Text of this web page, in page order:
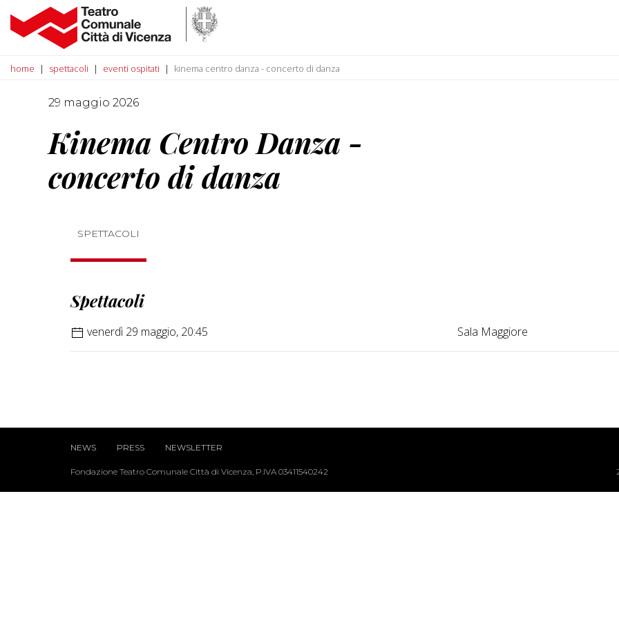
home spettacoli eventi ospitati kinema centro danza - concerto di danza
29 maggio 2026
Kinema Centro Danza -
concerto di danza
SPETTACOLI
Spettacoli
venerdì 29 maggio, 20:45 Sala Maggiore
NEWS PRESS NEWSLETTER
Fondazione Teatro Comunale Città di Vicenza, P.IVA 03411540242